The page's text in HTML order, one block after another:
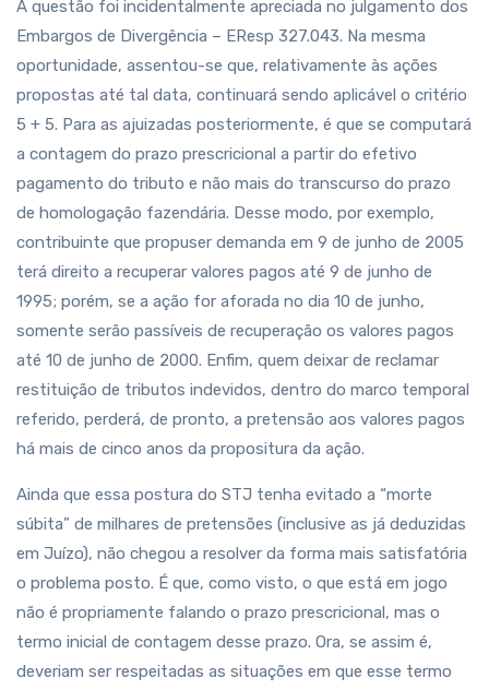
A questão foi incidentalmente apreciada no julgamento dos
Embargos de Divergência – EResp 327.043. Na mesma
oportunidade, assentou-se que, relativamente às ações
propostas até tal data, continuará sendo aplicável o critério
5 + 5. Para as ajuizadas posteriormente, é que se computará
a contagem do prazo prescricional a partir do efetivo
pagamento do tributo e não mais do transcurso do prazo
de homologação fazendária. Desse modo, por exemplo,
contribuinte que propuser demanda em 9 de junho de 2005
terá direito a recuperar valores pagos até 9 de junho de
1995; porém, se a ação for aforada no dia 10 de junho,
somente serão passíveis de recuperação os valores pagos
até 10 de junho de 2000. Enfim, quem deixar de reclamar
restituição de tributos indevidos, dentro do marco temporal
referido, perderá, de pronto, a pretensão aos valores pagos
há mais de cinco anos da propositura da ação.
Ainda que essa postura do STJ tenha evitado a “morte
súbita” de milhares de pretensões (inclusive as já deduzidas
em Juízo), não chegou a resolver da forma mais satisfatória
o problema posto. É que, como visto, o que está em jogo
não é propriamente falando o prazo prescricional, mas o
termo inicial de contagem desse prazo. Ora, se assim é,
deveriam ser respeitadas as situações em que esse termo